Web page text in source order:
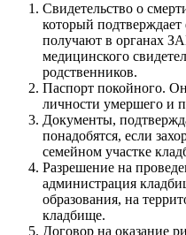
Свидетельство о
который подтверждает
получают в органах
медицинского
родственников.
Паспорт покойного.
личности умершего и
Документы,
понадобятся, если
семейном участке
Разрешение на
администрация
образования, на
кладбище.
Договор на оказание